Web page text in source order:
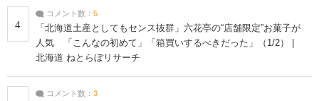
4
コメント数： 5
「北海道土産としてもセンス抜群」六花亭の“店舗限定”お菓子が
人気 「こんなの初めて」「箱買いするべきだった」（1/2） |
北海道 ねとらぼリサーチ
コメント数： 3